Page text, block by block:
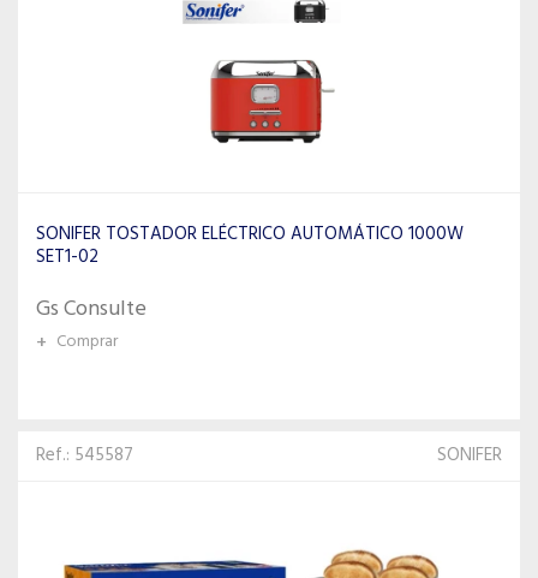
SONIFER TOSTADOR ELÉCTRICO AUTOMÁTICO 1000W
SET1-02
Gs Consulte
+ Comprar
Ref.: 545587 SONIFER